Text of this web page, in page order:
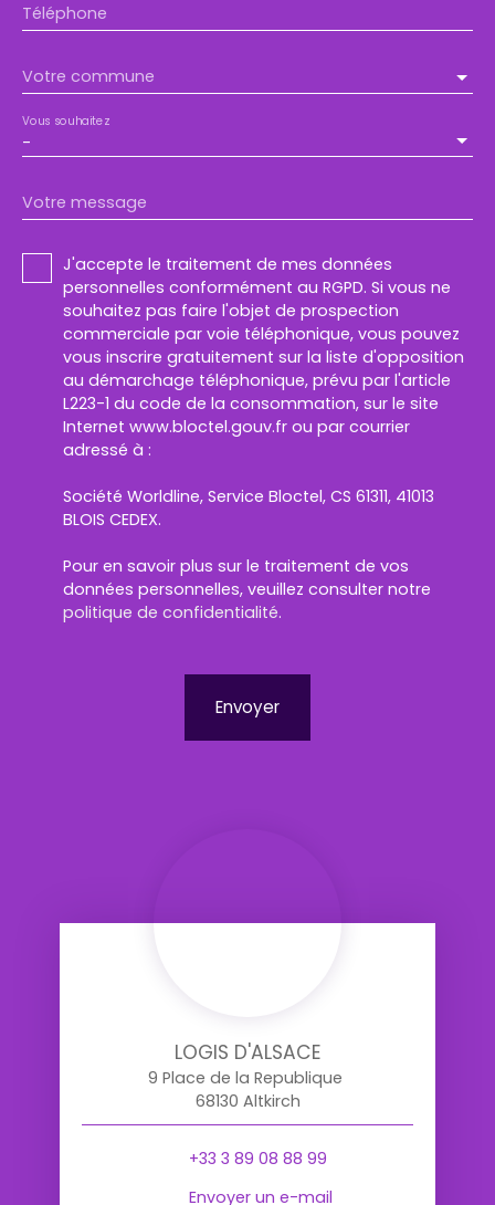
Téléphone
Votre commune
-
Vous souhaitez
Votre message
J'accepte le traitement de mes données
personnelles conformément au RGPD. Si vous ne
souhaitez pas faire l'objet de prospection
commerciale par voie téléphonique, vous pouvez
vous inscrire gratuitement sur la liste d'opposition
au démarchage téléphonique, prévu par l'article
L223-1 du code de la consommation, sur le site
Internet www.bloctel.gouv.fr ou par courrier
adressé à :
Société Worldline, Service Bloctel, CS 61311, 41013
BLOIS CEDEX.
Pour en savoir plus sur le traitement de vos
données personnelles, veuillez consulter notre
politique de confidentialité.
Envoyer
LOGIS D'ALSACE
9 Place de la Republique
68130 Altkirch
+33 3 89 08 88 99
Envoyer un e-mail